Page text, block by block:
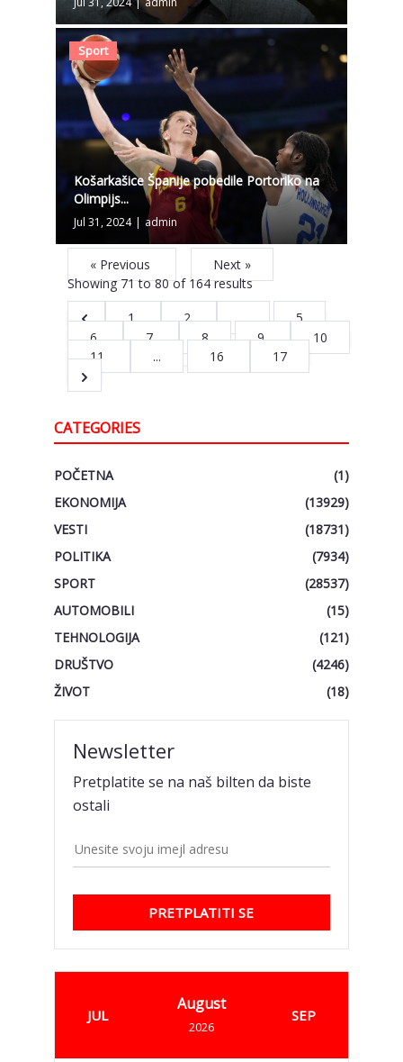
Sport
Košarkašice Španije pobedile Portoriko na
Olimpijs...
Jul 31, 2024 | admin
« Previous
Next »
Showing71to80of 164results
1
2 ...
5
6
7 8 9
10
11
... 16 17
CATEGORIES
POČETNA
(1)
EKONOMIJA
(13929)
VESTI
(18731)
POLITIKA
(7934)
SPORT
(28537)
AUTOMOBILI
(15)
TEHNOLOGIJA
(121)
DRUŠTVO
(4246)
ŽIVOT
(18)
Newsletter
Pretplatite se na naš bilten da biste
ostali
PRETPLATITI SE
JUL
August
2026
SEP